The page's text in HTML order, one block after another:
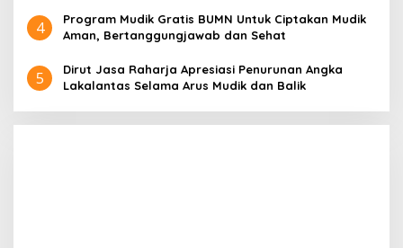
4
Program Mudik Gratis BUMN Untuk Ciptakan Mudik
Aman, Bertanggungjawab dan Sehat
5
Dirut Jasa Raharja Apresiasi Penurunan Angka
Lakalantas Selama Arus Mudik dan Balik